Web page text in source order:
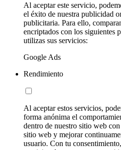
Al aceptar este servicio,
el éxito de nuestra publicidad
publicitaria. Para ello,
encriptados con los siguientes
utilizas sus servicios:
Google Ads
Rendimiento
Al aceptar estos servicios,
forma anónima el
dentro de nuestro sitio web
sitio web y mejorar
usuario. Con tu